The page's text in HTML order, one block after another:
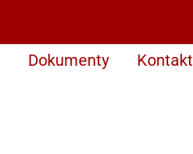
Dokumenty
Kontakt